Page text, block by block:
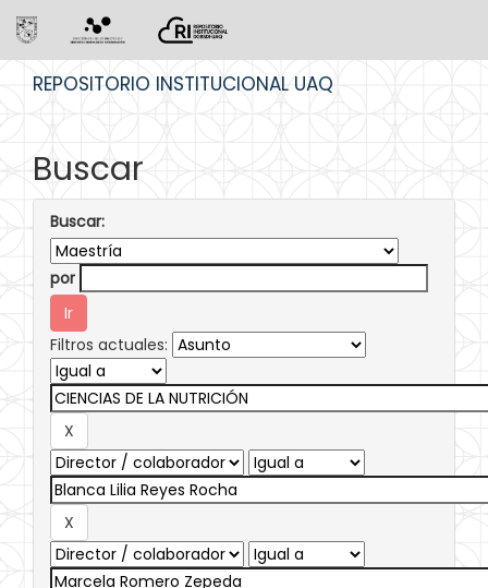
REPOSITORIO INSTITUCIONAL UAQ
Buscar
Buscar:
por
Filtros actuales: